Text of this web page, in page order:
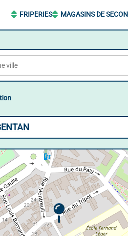
FRIPERIES MAGASINS DE